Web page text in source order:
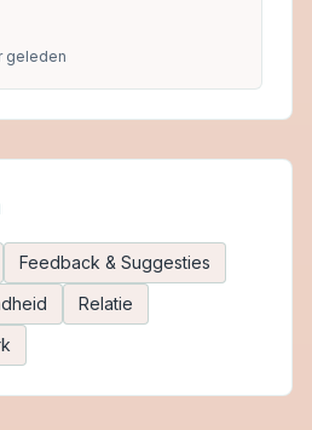
geleden
Feedback & Suggesties
Relatie